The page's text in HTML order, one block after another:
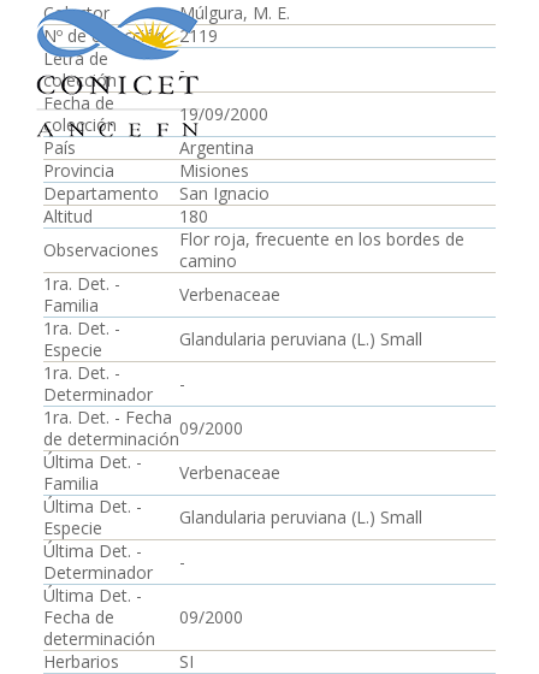
Colector
Múlgura, M. E.
Nº de colección
2119
Letra de
colección
-
Fecha de
colección
19/09/2000
País
Argentina
Provincia
Misiones
Departamento
San Ignacio
Altitud
180
Observaciones
Flor roja, frecuente en los bordes de
camino
1ra. Det. -
Familia
Verbenaceae
1ra. Det. -
Especie
Glandularia peruviana (L.) Small
1ra. Det. -
Determinador
-
1ra. Det. - Fecha
de determinación09/2000
Última Det. -
Familia
Verbenaceae
Última Det. -
Especie
Glandularia peruviana (L.) Small
Última Det. -
Determinador
-
Última Det. -
Fecha de
determinación
09/2000
Herbarios
SI